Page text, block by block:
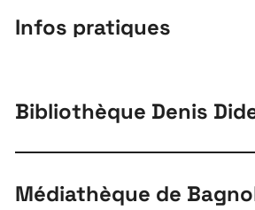
Infos pratiques
Bibliothèque Denis
Médiathèque de